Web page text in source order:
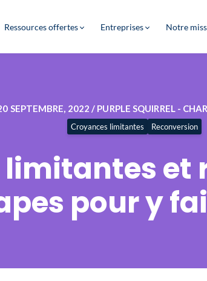
Ressources offertes Entreprises Notre
SEPTEMBRE, 2022 / PURPLE SQUIRREL -
Croyances limitantes Reconversion
et
pour y